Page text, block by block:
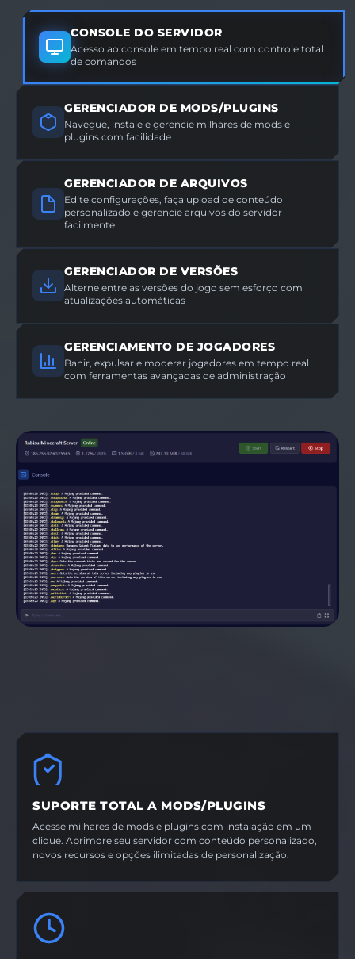
CONSOLE DO SERVIDOR
Acesso ao console em tempo real com controle total
de comandos
GERENCIADOR DE MODS/PLUGINS
Navegue, instale e gerencie milhares de mods e
plugins com facilidade
GERENCIADOR DE ARQUIVOS
Edite configurações, faça upload de conteúdo
personalizado e gerencie arquivos do servidor
facilmente
GERENCIADOR DE VERSÕES
Alterne entre as versões do jogo sem esforço com
atualizações automáticas
GERENCIAMENTO DE JOGADORES
Banir, expulsar e moderar jogadores em tempo real
com ferramentas avançadas de administração
SUPORTE TOTAL A MODS/PLUGINS
Acesse milhares de mods e plugins com instalação em um
clique. Aprimore seu servidor com conteúdo personalizado,
novos recursos e opções ilimitadas de personalização.